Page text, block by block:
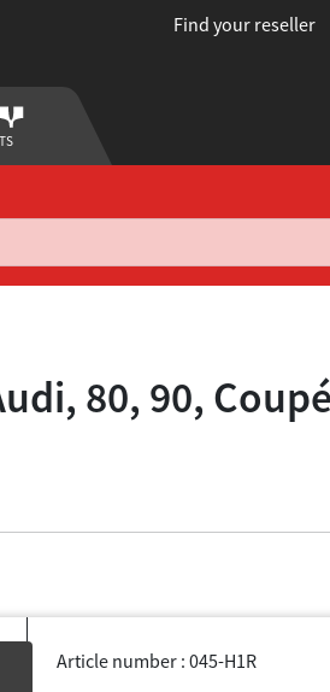
Find your reseller
80, 90,
Article number : 045-H1R